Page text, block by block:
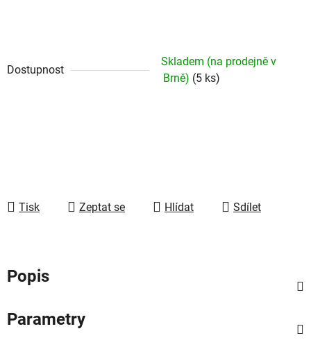
Dostupnost
Skladem (na prodejně v
Brně) (5 ks)
Tisk Zeptat se Hlídat Sdílet
Popis
Parametry